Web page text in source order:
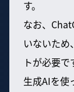
す。
なお、
いないた
トが必要で
生成AIを使